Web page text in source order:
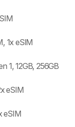
1x eSIM
1, 12GB, 256GB
eSIM
eSIM